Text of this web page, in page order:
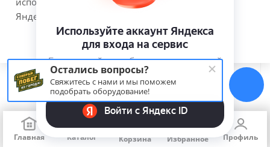
Главная Каталог Корзина Избранное Профиль
Показать еще
1 2 3 7
Яндекс.Метрика.
Принимаю Подробнее
Остались вопросы?
Свяжитесь с нами и мы поможем
подобрать оборудование!